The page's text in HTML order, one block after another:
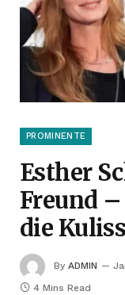
PROMINENTE
Esther
Freund
die
By ADMIN
4 Mins Read